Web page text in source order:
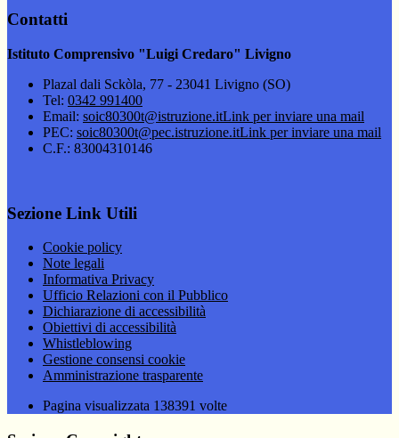
Contatti
Istituto Comprensivo "Luigi Credaro" Livigno
Plazal dali Sckòla, 77 - 23041 Livigno (SO)
Tel: 0342 991400
Email: soic80300t@istruzione.itLink per inviare una mail
PEC: soic80300t@pec.istruzione.itLink per inviare una mail
C.F.: 83004310146
Sezione Link Utili
Cookie policy
Note legali
Informativa Privacy
Ufficio Relazioni con il Pubblico
Dichiarazione di accessibilità
Obiettivi di accessibilità
Whistleblowing
Gestione consensi cookie
Amministrazione trasparente
Pagina visualizzata 138391 volte